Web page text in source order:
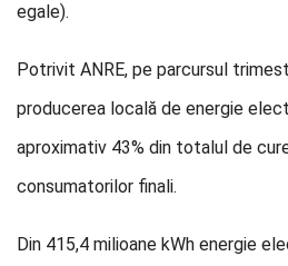
egale).
Potrivit ANRE, pe parcursul
producerea locală de energie
aproximativ 43% din totalul de
consumatorilor finali.
Din 415,4 milioane kWh energie